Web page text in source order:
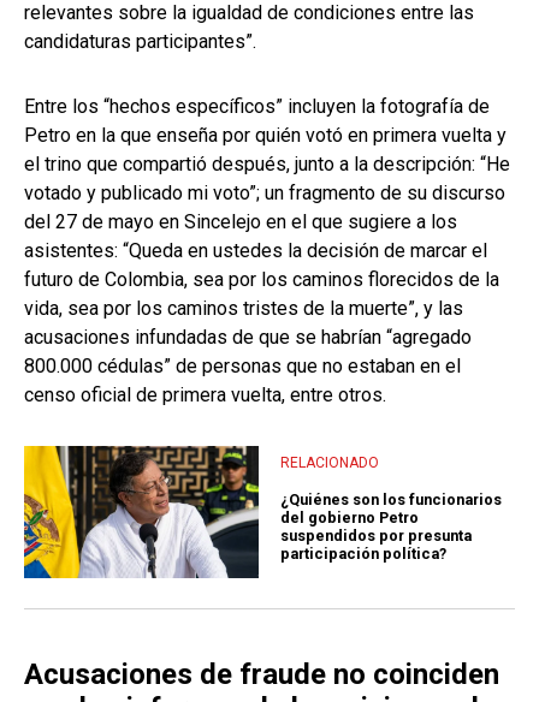
relevantes sobre la igualdad de condiciones entre las
candidaturas participantes”.
Entre los “hechos específicos” incluyen la fotografía de
Petro en la que enseña por quién votó en primera vuelta y
el trino que compartió después, junto a la descripción: “He
votado y publicado mi voto”; un fragmento de su discurso
del 27 de mayo en Sincelejo en el que sugiere a los
asistentes: “Queda en ustedes la decisión de marcar el
futuro de Colombia, sea por los caminos florecidos de la
vida, sea por los caminos tristes de la muerte”, y las
acusaciones infundadas de que se habrían “agregado
800.000 cédulas” de personas que no estaban en el
censo oficial de primera vuelta, entre otros.
RELACIONADO
¿Quiénes son los funcionarios
del gobierno Petro
suspendidos por presunta
participación política?
Acusaciones de fraude no coinciden